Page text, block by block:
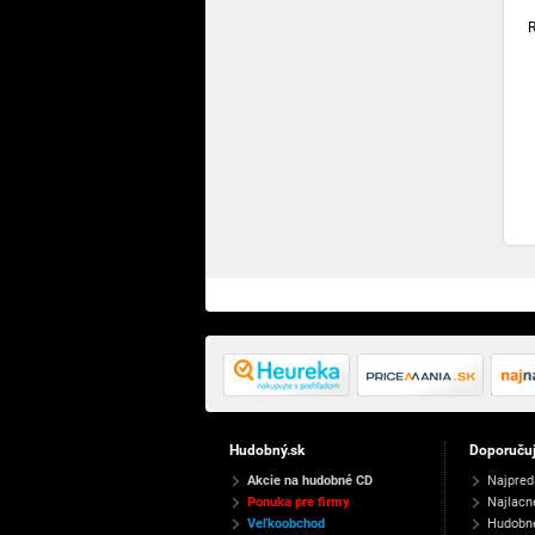
Hudobný.sk
Akcie na hudobné CD
Ponuka pre firmy
Veľkoobchod